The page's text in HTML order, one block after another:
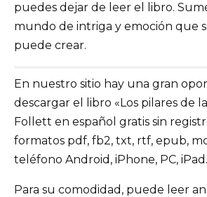
puedes dejar de leer el libro.
mundo de intriga y emoción que
puede crear.
En nuestro sitio hay una gran
descargar el libro «Los pilares de
Follett en español gratis sin
formatos pdf, fb2, txt, rtf, epub,
teléfono Android, iPhone, PC, iPad.
Para su comodidad, puede leer